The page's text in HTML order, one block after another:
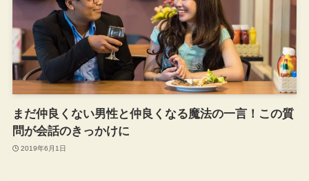
まだ仲良くない男性と仲良くなる魔法の一言！この質
問が会話のきっかけに
2019年6月1日